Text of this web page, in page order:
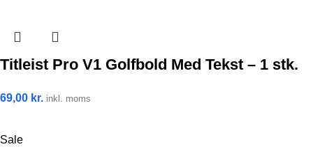
Titleist Pro V1 Golfbold Med Tekst – 1 stk.
69,00 kr. inkl. moms
Sale